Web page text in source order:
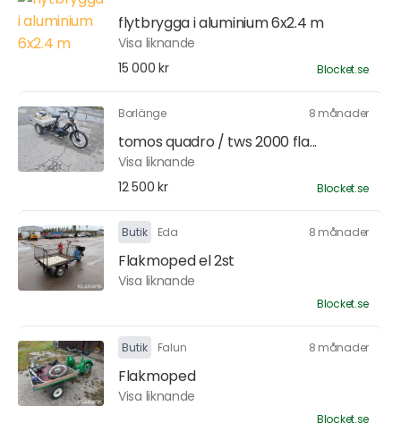
flytbrygga i aluminium 6x2.4 m
Visa liknande
15 000 kr
Blocket.se
Borlänge 8 månader
tomos quadro / tws 2000 fla...
Visa liknande
12 500 kr
Blocket.se
Butik Eda 8 månader
Flakmoped el 2st
Visa liknande
Blocket.se
Butik Falun 8 månader
Flakmoped
Visa liknande
Blocket.se